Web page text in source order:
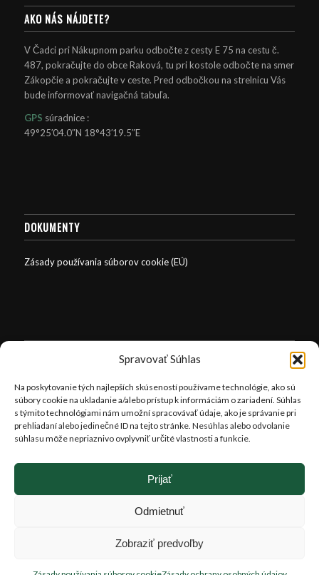
Spravovať Súhlas
Na poskytovanie tých najlepších skúseností používame technológie, ako sú
súbory cookie na ukladanie a/alebo prístup k informáciám o zariadení. Súhlas
s týmito technológiami nám umožní spracovávať údaje, ako je správanie pri
prehliadaní alebo jedinečné ID na tejto stránke. Nesúhlas alebo odvolanie
súhlasu môže nepriaznivo ovplyvniť určité vlastnosti a funkcie.
Prijať
Odmietnuť
Zobraziť predvoľby
AKO NÁS NÁJDETE?
V Čadci pri Nákupnom parku odbočte z cesty E 75 na cestu č.
487, pokračujte do obce Raková, tu pri kostole odbočte na smer
Zákopčie a pokračujte v ceste. Pred odbočkou na strelnicu Vás
bude informovať navigačná tabuľa.
GPS súradnice :
49°25′04.0″N 18°43′19.5″E
DOKUMENTY
Zásady používania súborov cookie (EÚ)
Letné obdobie (1.4. – 30.10.)
Pondelok-Sobota: 8:00-18:00 hod.
Nedeľa: 9:30-16:30 hod.
Zimné obdobie (1.11. – 31.3.)